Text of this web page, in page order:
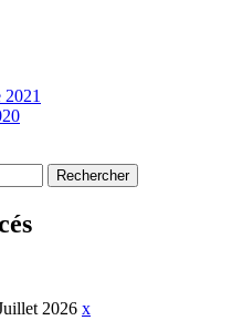
2021
2026 x